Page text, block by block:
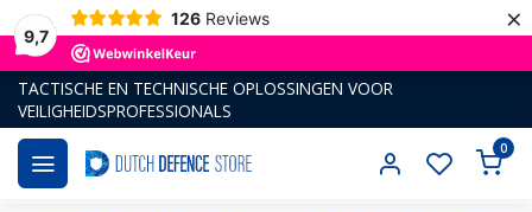
9,7
126 Reviews ×
TACTISCHE EN TECHNISCHE OPLOSSINGEN VOOR
VEILIGHEIDSPROFESSIONALS
0